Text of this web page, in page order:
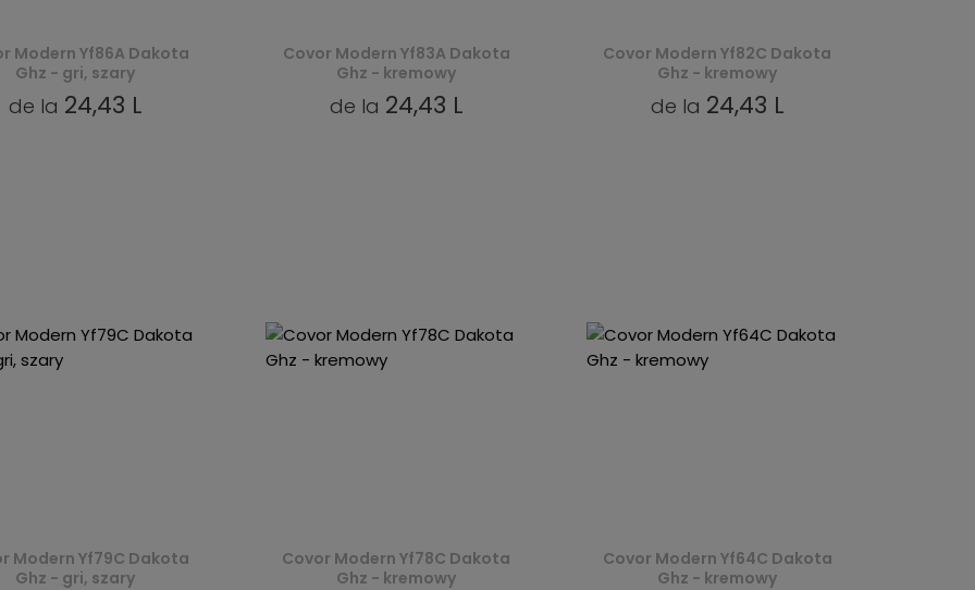
Modern Yf86A Dakota
Ghz - gri, szary
de la 24,43 L
Covor Modern Yf83A Dakota
Ghz - kremowy
de la 24,43 L
Covor Modern Yf82C Dakota
Ghz - kremowy
de la 24,43 L
Modern Yf79C Dakota
Ghz - gri, szary
Covor Modern Yf78C Dakota
Ghz - kremowy
Covor Modern Yf64C Dakota
Ghz - kremowy